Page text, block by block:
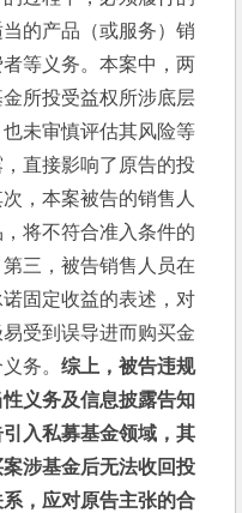
的产品（或服务）销
等义务。本案中，两
所投受益权所涉底层
未审慎评估其风险等
直接影响了原告的投
，本案被告的销售人
将不符合准入条件的
三，被告销售人员在
固定收益的表述，对
受到误导进而购买金
务。综上，被告违规
义务及信息披露告知
入私募基金领域，其
涉基金后无法收回投
，应对原告主张的合